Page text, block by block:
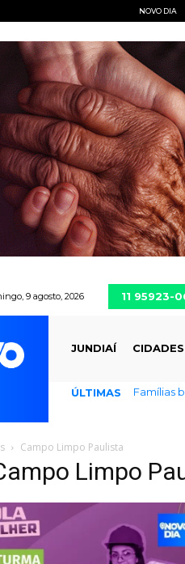
NOVO DIA
9 agosto, 2026 11 95923-
JUNDIAÍ CIDADES
ÚLTIMAS Famílias
Campo Limpo Paulista
Limpo